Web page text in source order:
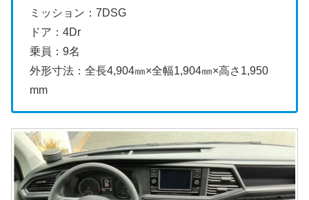
ミッション：7DSG
ドア：4Dr
乗員：9名
外形寸法：全長4,904㎜×全幅1,904㎜×高さ1,950
mm